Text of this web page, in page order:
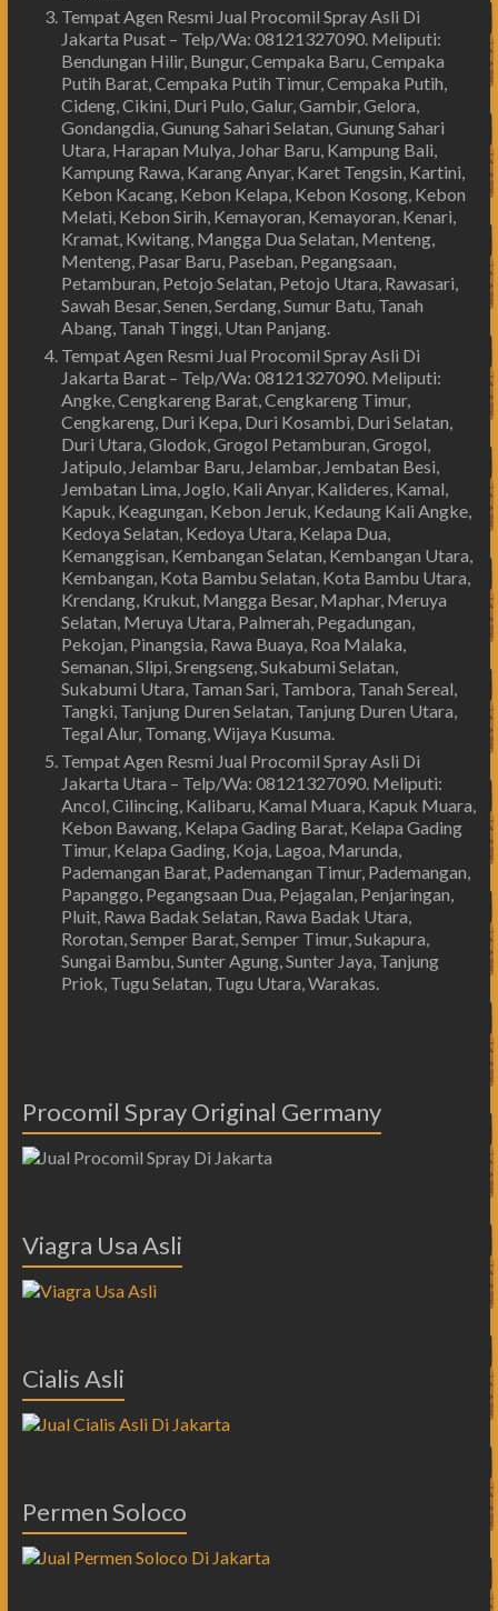
Tempat Agen Resmi Jual Procomil Spray Asli Di
Jakarta Pusat – Telp/Wa: 08121327090. Meliputi:
Bendungan Hilir, Bungur, Cempaka Baru, Cempaka
Putih Barat, Cempaka Putih Timur, Cempaka Putih,
Cideng, Cikini, Duri Pulo, Galur, Gambir, Gelora,
Gondangdia, Gunung Sahari Selatan, Gunung Sahari
Utara, Harapan Mulya, Johar Baru, Kampung Bali,
Kampung Rawa, Karang Anyar, Karet Tengsin, Kartini,
Kebon Kacang, Kebon Kelapa, Kebon Kosong, Kebon
Melati, Kebon Sirih, Kemayoran, Kemayoran, Kenari,
Kramat, Kwitang, Mangga Dua Selatan, Menteng,
Menteng, Pasar Baru, Paseban, Pegangsaan,
Petamburan, Petojo Selatan, Petojo Utara, Rawasari,
Sawah Besar, Senen, Serdang, Sumur Batu, Tanah
Abang, Tanah Tinggi, Utan Panjang.
Tempat Agen Resmi Jual Procomil Spray Asli Di
Jakarta Barat – Telp/Wa: 08121327090. Meliputi:
Angke, Cengkareng Barat, Cengkareng Timur,
Cengkareng, Duri Kepa, Duri Kosambi, Duri Selatan,
Duri Utara, Glodok, Grogol Petamburan, Grogol,
Jatipulo, Jelambar Baru, Jelambar, Jembatan Besi,
Jembatan Lima, Joglo, Kali Anyar, Kalideres, Kamal,
Kapuk, Keagungan, Kebon Jeruk, Kedaung Kali Angke,
Kedoya Selatan, Kedoya Utara, Kelapa Dua,
Kemanggisan, Kembangan Selatan, Kembangan Utara,
Kembangan, Kota Bambu Selatan, Kota Bambu Utara,
Krendang, Krukut, Mangga Besar, Maphar, Meruya
Selatan, Meruya Utara, Palmerah, Pegadungan,
Pekojan, Pinangsia, Rawa Buaya, Roa Malaka,
Semanan, Slipi, Srengseng, Sukabumi Selatan,
Sukabumi Utara, Taman Sari, Tambora, Tanah Sereal,
Tangki, Tanjung Duren Selatan, Tanjung Duren Utara,
Tegal Alur, Tomang, Wijaya Kusuma.
Tempat Agen Resmi Jual Procomil Spray Asli Di
Jakarta Utara – Telp/Wa: 08121327090. Meliputi:
Ancol, Cilincing, Kalibaru, Kamal Muara, Kapuk Muara,
Kebon Bawang, Kelapa Gading Barat, Kelapa Gading
Timur, Kelapa Gading, Koja, Lagoa, Marunda,
Pademangan Barat, Pademangan Timur, Pademangan,
Papanggo, Pegangsaan Dua, Pejagalan, Penjaringan,
Pluit, Rawa Badak Selatan, Rawa Badak Utara,
Rorotan, Semper Barat, Semper Timur, Sukapura,
Sungai Bambu, Sunter Agung, Sunter Jaya, Tanjung
Priok, Tugu Selatan, Tugu Utara, Warakas.
Procomil Spray Original Germany
Viagra Usa Asli
Cialis Asli
Permen Soloco